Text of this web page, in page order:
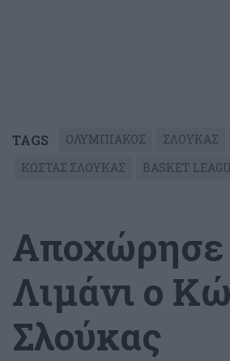
TAGS ΟΛΥΜΠΙΑΚΟΣ ΣΛΟΥΚΑΣ
ΚΩΣΤΑΣ ΣΛΟΥΚΑΣ
BASKET
Αποχώρησε
Λιμάνι ο
Σλούκας